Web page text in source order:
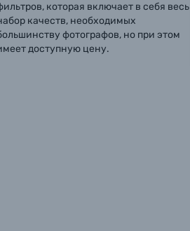
которая включает в себя весь
качеств, необходимых
фотографов, но при этом
доступную цену.